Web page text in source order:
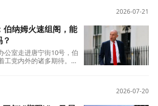
2026-07-21
伯纳姆火速组阁，能
公室走进唐宁街10号，伯
工党内外的诸多期待。他
2026-07-20